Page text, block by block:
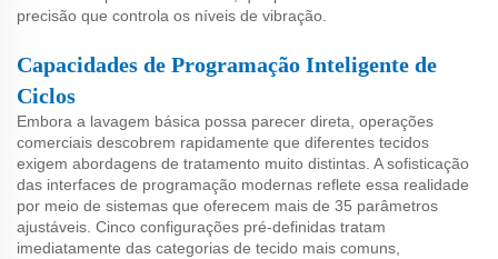
precisão que controla os níveis de vibração.
Capacidades de Programação Inteligente de
Ciclos
Embora a lavagem básica possa parecer direta, operações
comerciais descobrem rapidamente que diferentes tecidos
exigem abordagens de tratamento muito distintas. A sofisticação
das interfaces de programação modernas reflete essa realidade
por meio de sistemas que oferecem mais de 35 parâmetros
ajustáveis. Cinco configurações pré-definidas tratam
imediatamente das categorias de tecido mais comuns,